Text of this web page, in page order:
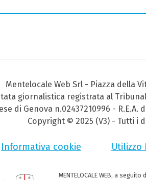
Mentelocale Web Srl - Piazza della
giornalistica registrata al
di Genova n.02437210996 - R.E.A.
Copyright © 2025 (V3) - Tutti i
Informativa cookie Utilizzo
MENTELOCALE WEB, a